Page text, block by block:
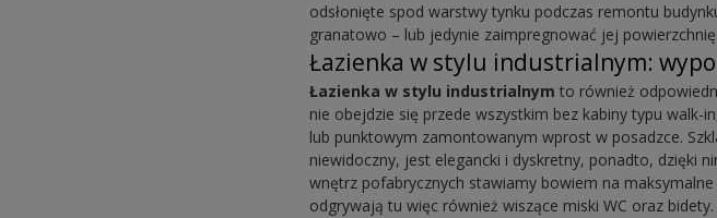
odsłonięte spod warstwy tynku podczas remontu
granatowo – lub jedynie zaimpregnować jej powierzchnię.
Łazienka w stylu industrialnym:
Łazienka w stylu industrialnym to również
nie obejdzie się przede wszystkim bez kabiny typu
lub punktowym zamontowanym wprost w posadzce.
niewidoczny, jest elegancki i dyskretny, ponadto, dzięki
wnętrz pofabrycznych stawiamy bowiem na
odgrywają tu więc również wiszące miski WC oraz bidety.